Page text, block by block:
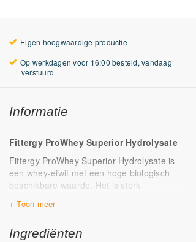
Eigen hoogwaardige productie
Op werkdagen voor 16:00 besteld, vandaag
verstuurd
Informatie
Fittergy ProWhey Superior Hydrolysate
Fittergy ProWhey Superior Hydrolysate is
een whey-eiwit met een hoge biologisch
beschikbare waarde. Het is sterk
weinig vet en suikers. Ideaal als je je
maken wij gebruik van voorverteerd whey-
Ingrediënten